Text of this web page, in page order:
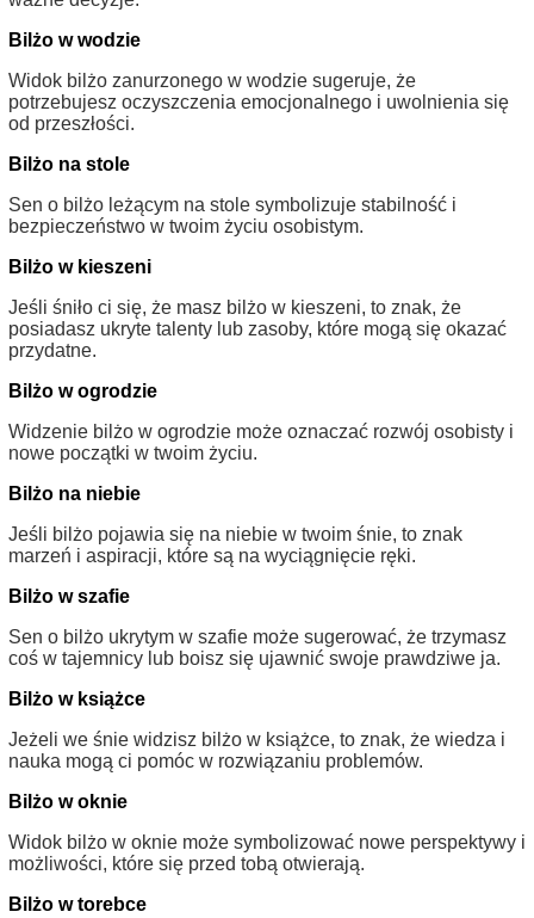
Bilżo w wodzie
Widok bilżo zanurzonego w wodzie sugeruje, że
potrzebujesz oczyszczenia emocjonalnego i uwolnienia się
od przeszłości.
Bilżo na stole
Sen o bilżo leżącym na stole symbolizuje stabilność i
bezpieczeństwo w twoim życiu osobistym.
Bilżo w kieszeni
Jeśli śniło ci się, że masz bilżo w kieszeni, to znak, że
posiadasz ukryte talenty lub zasoby, które mogą się okazać
przydatne.
Bilżo w ogrodzie
Widzenie bilżo w ogrodzie może oznaczać rozwój osobisty i
nowe początki w twoim życiu.
Bilżo na niebie
Jeśli bilżo pojawia się na niebie w twoim śnie, to znak
marzeń i aspiracji, które są na wyciągnięcie ręki.
Bilżo w szafie
Sen o bilżo ukrytym w szafie może sugerować, że trzymasz
coś w tajemnicy lub boisz się ujawnić swoje prawdziwe ja.
Bilżo w książce
Jeżeli we śnie widzisz bilżo w książce, to znak, że wiedza i
nauka mogą ci pomóc w rozwiązaniu problemów.
Bilżo w oknie
Widok bilżo w oknie może symbolizować nowe perspektywy i
możliwości, które się przed tobą otwierają.
Bilżo w torebce